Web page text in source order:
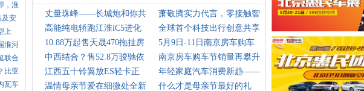
，淮
及安
上
淮河
联合
比亚
瓦车
丈量珠峰——长城炮和你共
同见证
萧敬腾实力代言，零接触智
能交互
高能纯电轿跑江淮iC5进化
上市14.
全球首个科技出行创意共享
站
10.88万起售天晟470拖挂房
车南京
5月9日-11日南京房车购车
节德发
中西结合？售52.8万骏驰依
维柯T
南京房车购车节销量再攀升
次日售
江西五十铃翼放ES轻卡正
式下线
年轻家庭汽车消费新趋——
母婴用
温情母亲节爱在细微处全新
什么才是母亲节最好的礼